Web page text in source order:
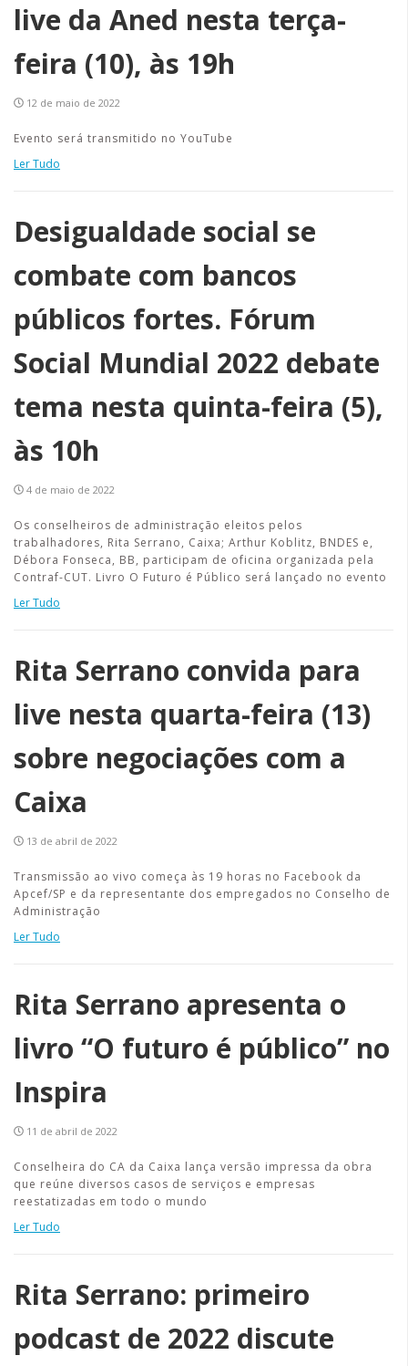
live da Aned nesta terça-
feira (10), às 19h
12 de maio de 2022
Evento será transmitido no YouTube
Ler Tudo
Desigualdade social se
combate com bancos
públicos fortes. Fórum
Social Mundial 2022 debate
tema nesta quinta-feira (5),
às 10h
4 de maio de 2022
Os conselheiros de administração eleitos pelos
trabalhadores, Rita Serrano, Caixa; Arthur Koblitz, BNDES e,
Débora Fonseca, BB, participam de oficina organizada pela
Contraf-CUT. Livro O Futuro é Público será lançado no evento
Ler Tudo
Rita Serrano convida para
live nesta quarta-feira (13)
sobre negociações com a
Caixa
13 de abril de 2022
Transmissão ao vivo começa às 19 horas no Facebook da
Apcef/SP e da representante dos empregados no Conselho de
Administração
Ler Tudo
Rita Serrano apresenta o
livro “O futuro é público” no
Inspira
11 de abril de 2022
Conselheira do CA da Caixa lança versão impressa da obra
que reúne diversos casos de serviços e empresas
reestatizadas em todo o mundo
Ler Tudo
Rita Serrano: primeiro
podcast de 2022 discute